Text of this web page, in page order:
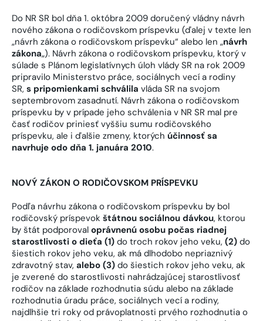
Do NR SR bol dňa 1. októbra 2009 doručený vládny návrh
nového zákona o rodičovskom príspevku (ďalej v texte len
„návrh zákona o rodičovskom príspevku“ alebo len „návrh
zákona„). Návrh zákona o rodičovskom príspevku, ktorý v
súlade s Plánom legislatívnych úloh vlády SR na rok 2009
pripravilo Ministerstvo práce, sociálnych vecí a rodiny
SR, s pripomienkami schválila vláda SR na svojom
septembrovom zasadnutí. Návrh zákona o rodičovskom
príspevku by v prípade jeho schválenia v NR SR mal pre
časť rodičov priniesť vyššiu sumu rodičovského
príspevku, ale i ďalšie zmeny, ktorých účinnosť sa
navrhuje odo dňa 1. januára 2010.
NOVÝ ZÁKON O RODIČOVSKOM PRÍSPEVKU
Podľa návrhu zákona o rodičovskom príspevku by bol
rodičovský príspevok štátnou sociálnou dávkou, ktorou
by štát podporoval oprávnenú osobu počas riadnej
starostlivosti o dieťa (1) do troch rokov jeho veku, (2) do
šiestich rokov jeho veku, ak má dlhodobo nepriaznivý
zdravotný stav, alebo (3) do šiestich rokov jeho veku, ak
je zverené do starostlivosti nahrádzajúcej starostlivosť
rodičov na základe rozhodnutia súdu alebo na základe
rozhodnutia úradu práce, sociálnych vecí a rodiny,
najdlhšie tri roky od právoplatnosti prvého rozhodnutia o